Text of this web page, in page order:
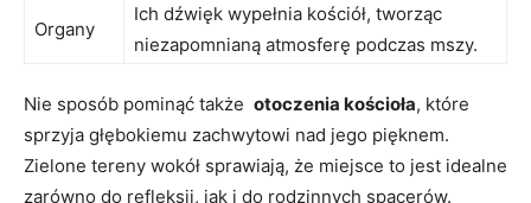
Organy
Ich dźwięk ‌wypełnia kościół, tworząc
niezapomnianą atmosferę podczas mszy.
Nie sposób pominąć ⁤także ⁣ otoczenia kościoła, które​
sprzyja głębokiemu zachwytowi ​nad jego pięknem.
Zielone tereny ‍wokół sprawiają, ​że miejsce ⁤to jest idealne
zarówno do refleksji, jak i do rodzinnych⁣ spacerów.